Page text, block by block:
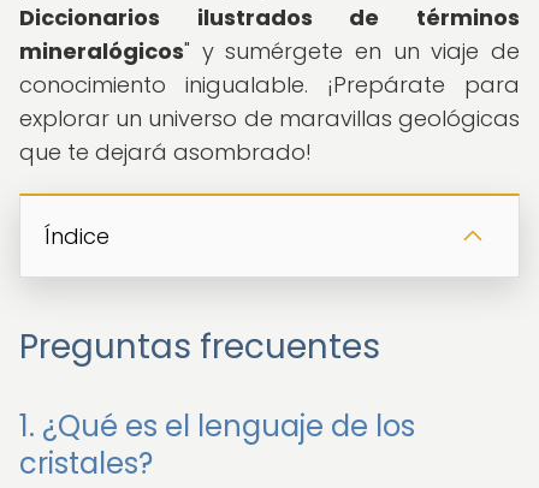
Diccionarios ilustrados de términos
mineralógicos" y sumérgete en un viaje de
conocimiento inigualable. ¡Prepárate para
explorar un universo de maravillas geológicas
que te dejará asombrado!
Índice
Preguntas frecuentes
1. ¿Qué es el lenguaje de los
cristales?